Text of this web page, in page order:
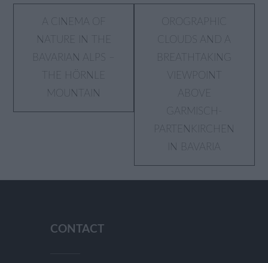
navigation
A CINEMA OF
NATURE IN THE
BAVARIAN ALPS –
THE HÖRNLE
MOUNTAIN
OROGRAPHIC
CLOUDS AND A
BREATHTAKING
VIEWPOINT
ABOVE
GARMISCH-
PARTENKIRCHEN
IN BAVARIA
CONTACT